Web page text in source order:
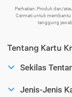
Perhatian: Produk dan/
Cermati untuk membantu
tanggung
Tentang Kartu
Sekilas
Jenis-Jenis